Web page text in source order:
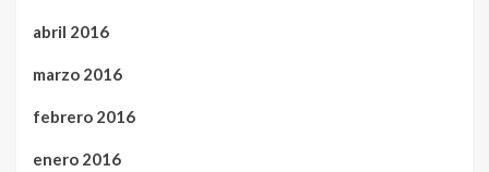
abril 2016
marzo 2016
febrero 2016
enero 2016